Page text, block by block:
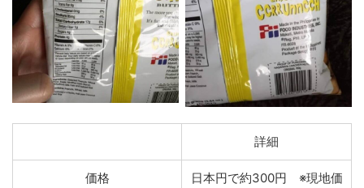
詳細
価格
日本円で約300円 ※現地価